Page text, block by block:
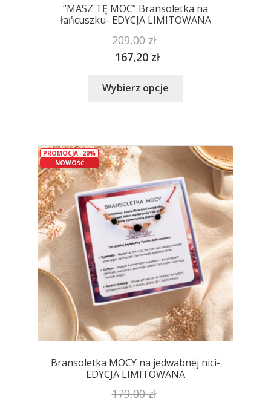
“MASZ TĘ MOC” Bransoletka na
łańcuszku- EDYCJA LIMITOWANA
209,00zł
167,20 zł
Wybierz opcje
wariantów.
Opcje
można
wybrać
na
stronie
produktu
NOWOŚĆ
PROMOCJA -20%
Bransoletka MOCY na jedwabnej nici-
EDYCJA LIMITOWANA
179,00zł